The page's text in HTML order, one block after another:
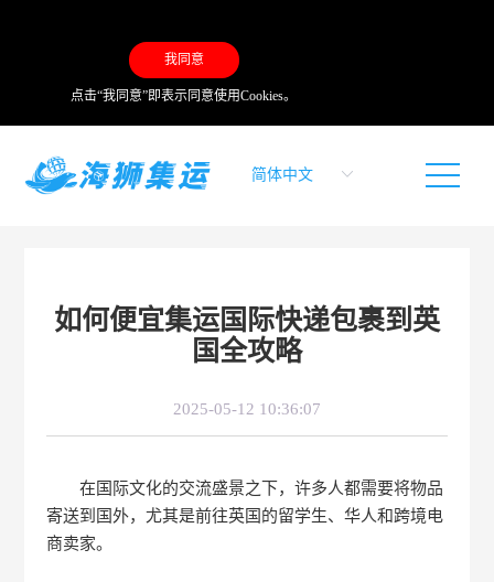
我同意
点击“我同意”即表示同意使用Cookies。
如何便宜集运国际快递包裹到英
国全攻略
2025-05-12 10:36:07
在国际文化的交流盛景之下，许多人都需要将物品
寄送到国外，尤其是前往英国的留学生、华人和跨境电
商卖家。